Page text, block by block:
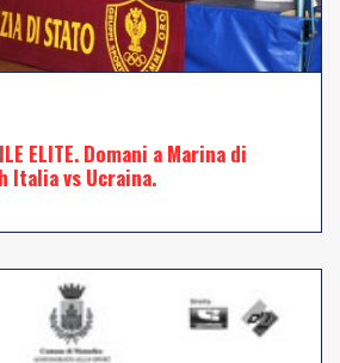
ELITE. Domani a Marina di
Italia vs Ucraina.